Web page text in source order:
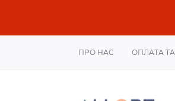
ПРО НАС ОПЛАТА